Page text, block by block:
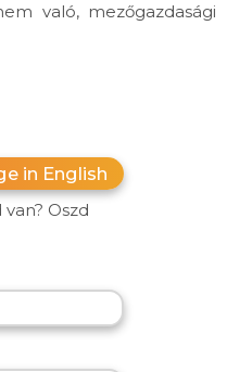
való, mezőgazdasági
in English
Oszd